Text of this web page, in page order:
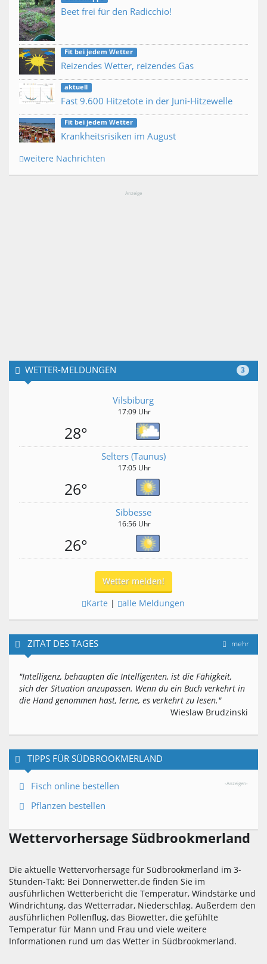
Beet frei für den Radicchio!
Fit bei jedem Wetter
Reizendes Wetter, reizendes Gas
aktuell
Fast 9.600 Hitzetote in der Juni-Hitzewelle
Fit bei jedem Wetter
Krankheitsrisiken im August
weitere Nachrichten
Anzeige
3
WETTER-MELDUNGEN
Vilsbiburg
17:09 Uhr
28°
Selters (Taunus)
17:05 Uhr
26°
Sibbesse
16:56 Uhr
26°
Wetter melden!
Karte | alle Meldungen
mehr
ZITAT DES TAGES
"Intelligenz, behaupten die Intelligenten, ist die Fähigkeit,
sich der Situation anzupassen. Wenn du ein Buch verkehrt in
die Hand genommen hast, lerne, es verkehrt zu lesen."
Wieslaw Brudzinski
TIPPS FÜR SÜDBROOKMERLAND
-Anzeigen-
Fisch online bestellen
Pflanzen bestellen
Wettervorhersage Südbrookmerland
Die aktuelle Wettervorhersage für Südbrookmerland im 3-
Stunden-Takt: Bei Donnerwetter.de finden Sie im
ausführlichen Wetterbericht die Temperatur, Windstärke und
Windrichtung, das Wetterradar, Niederschlag. Außerdem den
ausführlichen Pollenflug, das Biowetter, die gefühlte
Temperatur für Mann und Frau und viele weitere
Informationen rund um das Wetter in Südbrookmerland.